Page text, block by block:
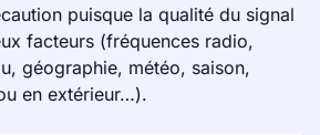
puisque la qualité du signal
facteurs (fréquences radio,
géographie, météo, saison,
en extérieur…).